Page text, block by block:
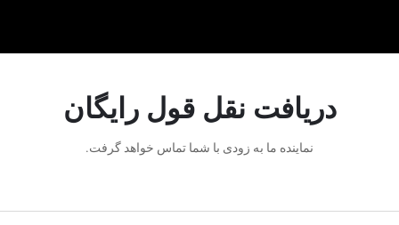
دریافت نقل قول رایگان
نماینده ما به زودی با شما تماس خواهد گرفت.